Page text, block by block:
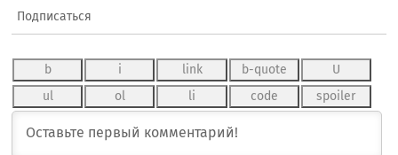
Подписаться